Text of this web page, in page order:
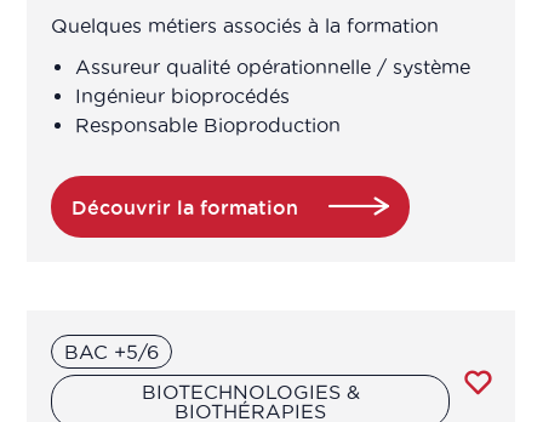
Attaché de recherche clinique /
Attaché de Recherche Clinique
Auditeur préleveur
Auditeur qualité
Bio-informaticien
Quelques métiers associés à la formation
Assureur qualité opérationnelle / système
Ingénieur bioprocédés
Responsable Bioproduction
Découvrir la formation
BAC +5/6
BIOTECHNOLOGIES &
BIOTHÉRAPIES